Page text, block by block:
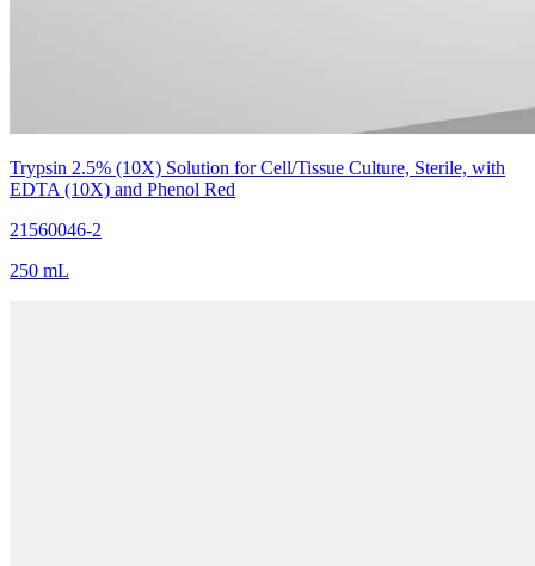
Trypsin 2.5% (10X) Solution for Cell/Tissue Culture, Sterile, with
EDTA (10X) and Phenol Red
21560046-2
250 mL